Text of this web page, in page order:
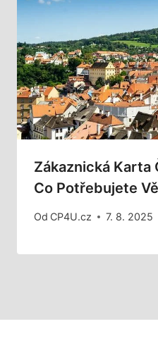
Zákaznická Karta
Co Potřebujete
Od CP4U.cz 7. 8. 2025